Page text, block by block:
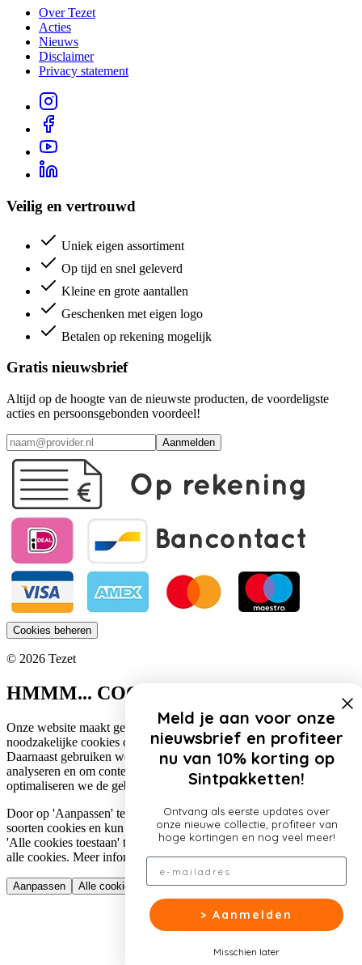
Over Tezet
Acties
Nieuws
Disclaimer
Privacy statement
Veilig en vertrouwd
Uniek eigen assortiment
Op tijd en snel geleverd
Kleine en grote aantallen
Geschenken met eigen logo
Betalen op rekening mogelijk
Gratis nieuwsbrief
Altijd op de hoogte van de nieuwste producten, de voordeligste
acties en persoonsgebonden voordeel!
Aanmelden
Cookies beheren
© 2026 Tezet
HMMM... COOKIES!
Onze website maakt gebruik van cookies. Zo gebruiken wij
noodzakelijke cookies om de website functioneel te houden.
Daarnaast gebruiken we cookies om het verkeer op onze website te
analyseren en om content te personaliseren. Op deze manier
optimaliseren we de gebruikerservaring op onze website.
Door op 'Aanpassen' te klikken, lees je meer over de specifieke
soorten cookies en kun je jouw voorkeuren aanpassen. Door op
'Alle cookies toestaan' te klikken, ga je akkoord met het gebruik van
alle cookies. Meer informatie over ons cookiebeleid lees jehier.
Aanpassen Alle cookies toestaan
Meld je aan voor onze
nieuwsbrief en profiteer
nu van 10% korting op
Sintpakketten!
Ontvang als eerste updates over
onze nieuwe collectie, profiteer van
hoge kortingen en nog veel meer!
Email
> Aanmelden
Misschien later